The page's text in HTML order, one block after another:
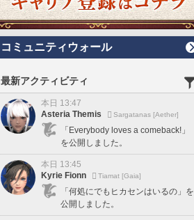
コミュニティウォール
最新アクティビティ
本日 13:47
Asteria Themis
Sargatanas [Aether]
「Everybody loves a comeback!」
を公開しました。
本日 13:45
Kyrie Fionn
Tiamat [Gaia]
「何処にでもヒカセンはいるの」を
公開しました。